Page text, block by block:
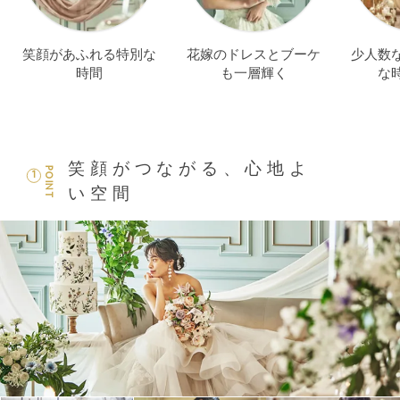
笑顔があふれる特別な
時間
花嫁のドレスとブーケ
も一層輝く
少人数
な
POINT
1
笑顔がつながる、心地よ
い空間